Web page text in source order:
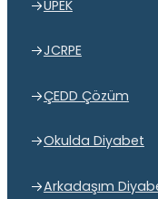
UPEK
JCRPE
ÇEDD Çözüm
Okulda Diyabet
Arkadaşım